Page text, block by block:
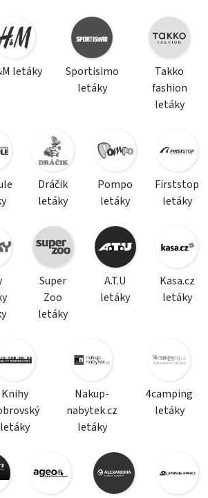
letáky
Sportisimo
letáky
Takko
fashion
letáky
Dráčik
letáky
Pompo
letáky
Firststop
letáky
Super
Zoo
letáky
A.T.U
letáky
Kasa.cz
letáky
Knihy
letáky
Nakup-
nabytek.cz
letáky
4camping
letáky